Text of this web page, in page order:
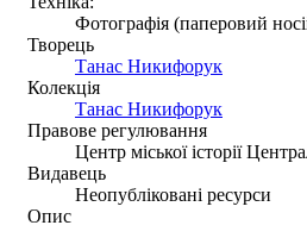
Фотографія (паперовий
Творець
Танас Никифорук
Колекція
Танас Никифорук
Правове регулювання
Центр міської історії
Видавець
Неопубліковані ресурси
Опис